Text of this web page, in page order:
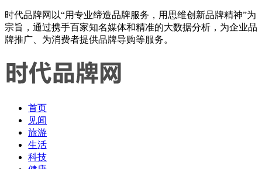
时代品牌网以“用专业缔造品牌服务，用思维创新品牌精神”为
宗旨，通过携手百家知名媒体和精准的大数据分析，为企业品
牌推广、为消费者提供品牌导购等服务。
首页
见闻
旅游
生活
科技